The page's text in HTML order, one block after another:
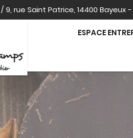
/ 9, rue Saint Patrice, 14400 Bayeux -
ESPACE